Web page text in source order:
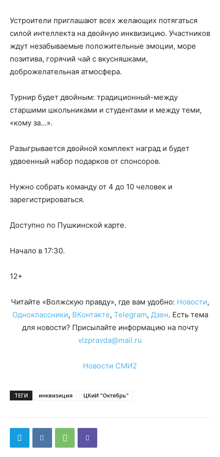
Устроители приглашают всех желающих потягаться
силой интеллекта на двойную инквизицию. Участников
ждут незабываемые положительные эмоции, море
позитива, горячий чай с вкусняшками,
доброжелательная атмосфера.
Турнир будет двойным: традиционный-между
старшими школьниками и студентами и между теми,
«кому за…».
Разыгрывается двойной комплект наград и будет
удвоенный набор подарков от спонсоров.
Нужно собрать команду от 4 до 10 человек и
зарегистрироваться.
Доступно по Пушкинской карте.
Начало в 17:30.
12+
Читайте «Волжскую правду», где вам удобно: Новости,
Одноклассники, ВКонтакте, Telegram, Дзен. Есть тема
для новости? Присылайте информацию на почту
vlzpravda@mail.ru
Новости СМИ2
ТЕГИ инквизиция ЦКиИ "Октябрь"